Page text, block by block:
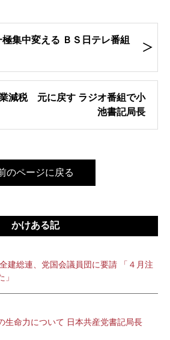
極集中変える ＢＳ日テレ番組
減税 元に戻す ラジオ番組で小
池書記局長
のページに戻る
かけある記
建総連、党国会議員団に要請 「４月注
生命力について 日本共産党書記局長